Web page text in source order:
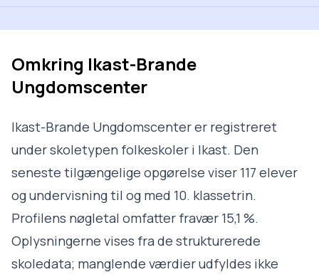
Omkring Ikast-Brande
Ungdomscenter
Ikast-Brande Ungdomscenter er registreret
under skoletypen folkeskoler i Ikast. Den
seneste tilgængelige opgørelse viser 117 elever
og undervisning til og med 10. klassetrin.
Profilens nøgletal omfatter fravær 15,1 %.
Oplysningerne vises fra de strukturerede
skoledata; manglende værdier udfyldes ikke